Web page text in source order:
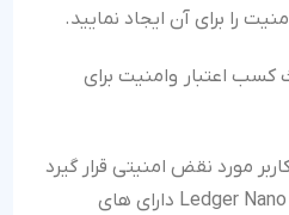
را برای آن ایجاد نمایید.
کسب اعتبار وامنیت برای
مورد نقض امنیتی قرار گیرد
یا ویروسی شود کیف پول Ledger Nano S دارای های